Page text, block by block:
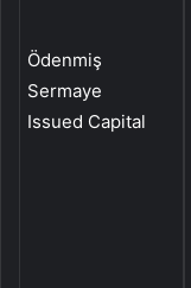
Ödenmiş
Sermaye
Issued Capital